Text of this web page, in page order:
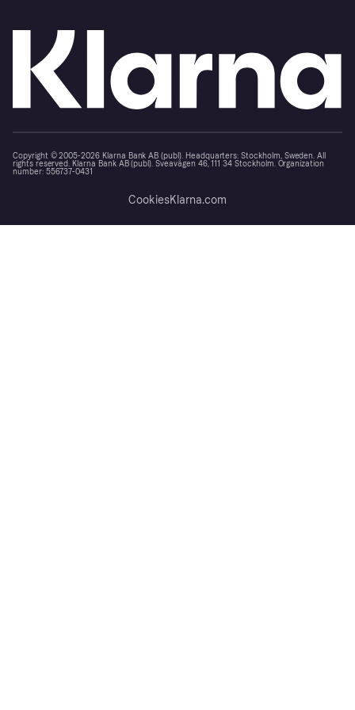
Copyright © 2005-2026 Klarna Bank AB (publ). Headquarters: Stockholm, Sweden. All
rights reserved. Klarna Bank AB (publ). Sveavägen 46, 111 34 Stockholm. Organization
number: 556737-0431
CookiesKlarna.com